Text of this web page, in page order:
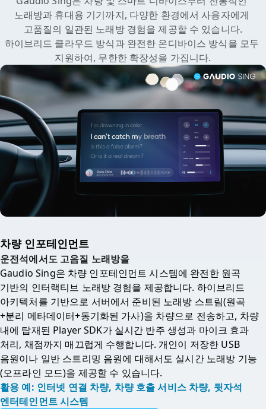
노래방과 휴대용 기기까지, 다양한 환경에서 사용자에게
고품질의 일관된 노래방 경험을 제공할 수 있습니다.
하이브리드 클라우드 방식과 완전한 온디바이스 방식을 모두
지원하여, 무한한 확장성을 가집니다.
차량 인포테인먼트
운전석에서도 고음질 노래방을
Gaudio Sing은 차량 인포테인먼트 시스템에 완전한 원곡
기반의 인터랙티브 노래방 경험을 제공합니다. 하이브리드
아키텍처를 기반으로 서버에서 준비된 노래방 스트림(원곡
+분리 메타데이터+동기화된 가사)을 차량으로 전송하고, 차량
내에 탑재된 Player SDK가 실시간 반주 생성과 마이크 효과
처리, 채점까지 매끄럽게 수행합니다. 개인이 저장한 USB
음원이나 일반 스트리밍 음원에 대해서도 실시간 노래방 기능
(오프라인 모드)을 제공할 수 있습니다.
활용 예: 인터넷 연결 차량, 차량 호출 서비스 차량, 뒷자석
엔터테인먼트 시스템